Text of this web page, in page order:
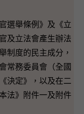
舉條例》及《立
及立法會產生辦法
制度的民主成分，
常務委員會（全國
決定》，以及在二
法》附件一及附件